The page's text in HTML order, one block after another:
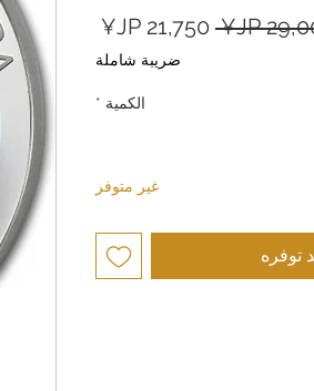
سعر
عادي
البيعضريبة شاملة
الكمية *
غير متوفر
توفره